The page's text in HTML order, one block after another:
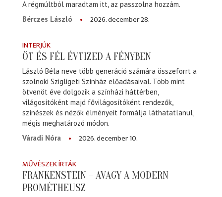
A régmúltból maradtam itt, az passzolna hozzám.
Bérczes László
2026. december 28.
INTERJÚK
ÖT ÉS FÉL ÉVTIZED A FÉNYBEN
László Béla neve több generáció számára összeforrt a
szolnoki Szigligeti Színház előadásaival. Több mint
ötvenöt éve dolgozik a színházi háttérben,
világosítóként majd fővilágosítóként rendezők,
színészek és nézők élményeit formálja láthatatlanul,
mégis meghatározó módon.
Váradi Nóra
2026. december 10.
MŰVÉSZEK ÍRTÁK
FRANKENSTEIN – AVAGY A MODERN
PROMÉTHEUSZ